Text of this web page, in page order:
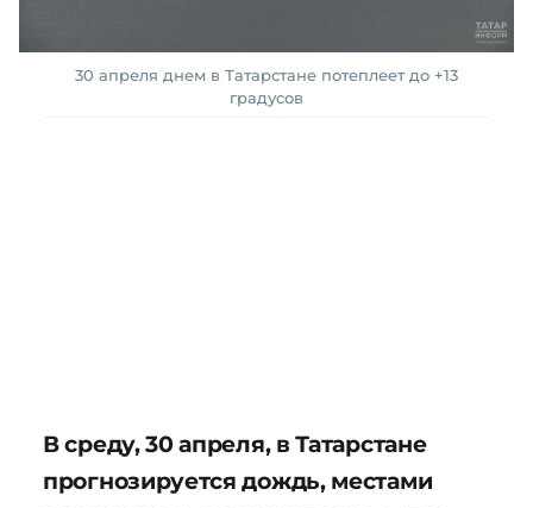
30 апреля днем в Татарстане потеплеет до +13
градусов
В среду, 30 апреля, в Татарстане
прогнозируется дождь, местами